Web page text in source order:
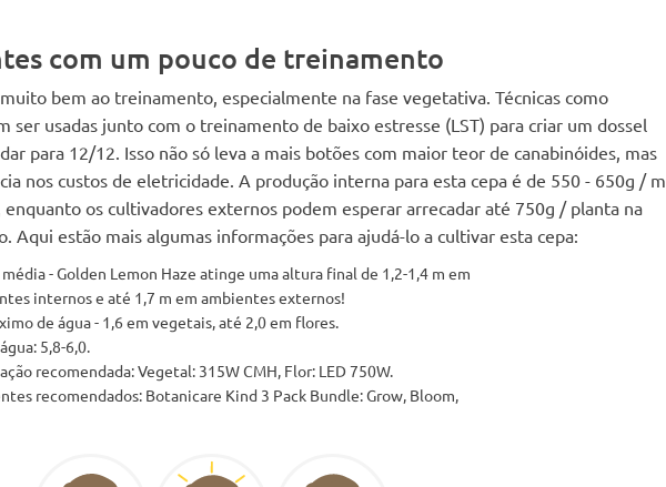
com um pouco de treinamento
bem ao treinamento, especialmente na fase vegetativa. Técnicas como
ser usadas junto com o treinamento de baixo estresse (LST) para criar um dossel
para 12/12. Isso não só leva a mais botões com maior teor de canabinóides, mas
nos custos de eletricidade. A produção interna para esta cepa é de 550 - 650g / m
enquanto os cultivadores externos podem esperar arrecadar até 750g / planta na
Aqui estão mais algumas informações para ajudá-lo a cultivar esta cepa:
- Golden Lemon Haze atinge uma altura final de 1,2-1,4 m em
internos e até 1,7 m em ambientes externos!
de água - 1,6 em vegetais, até 2,0 em flores.
5,8-6,0.
recomendada: Vegetal: 315W CMH, Flor: LED 750W.
recomendados: Botanicare Kind 3 Pack Bundle: Grow, Bloom,